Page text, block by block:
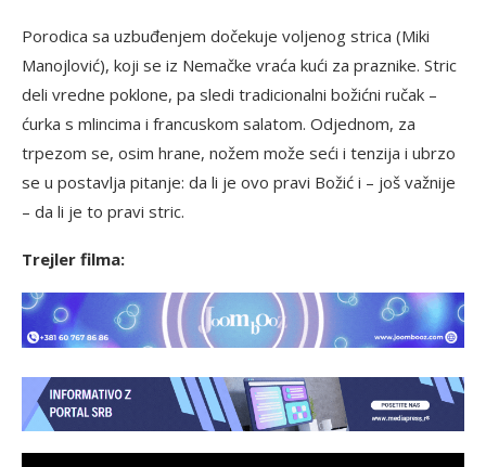
Porodica sa uzbuđenjem dočekuje voljenog strica (Miki
Manojlović), koji se iz Nemačke vraća kući za praznike. Stric
deli vredne poklone, pa sledi tradicionalni božićni ručak –
ćurka s mlincima i francuskom salatom. Odjednom, za
trpezom se, osim hrane, nožem može seći i tenzija i ubrzo
se u postavlja pitanje: da li je ovo pravi Božić i – još važnije
– da li je to pravi stric.
Trejler filma: